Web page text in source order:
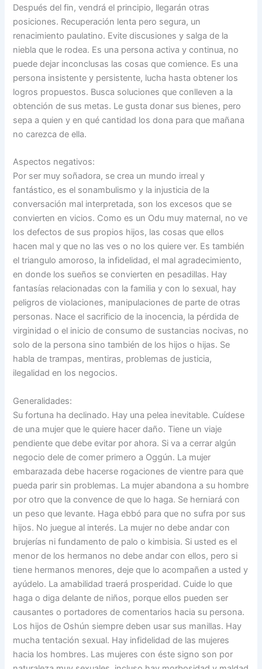
Después del fin, vendrá el principio, llegarán otras
posiciones. Recuperación lenta pero segura, un
renacimiento paulatino. Evite discusiones y salga de la
niebla que le rodea. Es una persona activa y continua, no
puede dejar inconclusas las cosas que comience. Es una
persona insistente y persistente, lucha hasta obtener los
logros propuestos. Busca soluciones que conlleven a la
obtención de sus metas. Le gusta donar sus bienes, pero
sepa a quien y en qué cantidad los dona para que mañana
no carezca de ella.
Aspectos negativos:
Por ser muy soñadora, se crea un mundo irreal y
fantástico, es el sonambulismo y la injusticia de la
conversación mal interpretada, son los excesos que se
convierten en vicios. Como es un Odu muy maternal, no ve
los defectos de sus propios hijos, las cosas que ellos
hacen mal y que no las ves o no los quiere ver. Es también
el triangulo amoroso, la infidelidad, el mal agradecimiento,
en donde los sueños se convierten en pesadillas. Hay
fantasías relacionadas con la familia y con lo sexual, hay
peligros de violaciones, manipulaciones de parte de otras
personas. Nace el sacrificio de la inocencia, la pérdida de
virginidad o el inicio de consumo de sustancias nocivas, no
solo de la persona sino también de los hijos o hijas. Se
habla de trampas, mentiras, problemas de justicia,
ilegalidad en los negocios.
Generalidades:
Su fortuna ha declinado. Hay una pelea inevitable. Cuídese
de una mujer que le quiere hacer daño. Tiene un viaje
pendiente que debe evitar por ahora. Si va a cerrar algún
negocio dele de comer primero a Oggún. La mujer
embarazada debe hacerse rogaciones de vientre para que
pueda parir sin problemas. La mujer abandona a su hombre
por otro que la convence de que lo haga. Se herniará con
un peso que levante. Haga ebbó para que no sufra por sus
hijos. No juegue al interés. La mujer no debe andar con
brujerías ni fundamento de palo o kimbisia. Si usted es el
menor de los hermanos no debe andar con ellos, pero si
tiene hermanos menores, deje que lo acompañen a usted y
ayúdelo. La amabilidad traerá prosperidad. Cuide lo que
haga o diga delante de niños, porque ellos pueden ser
causantes o portadores de comentarios hacia su persona.
Los hijos de Oshún siempre deben usar sus manillas. Hay
mucha tentación sexual. Hay infidelidad de las mujeres
hacia los hombres. Las mujeres con éste signo son por